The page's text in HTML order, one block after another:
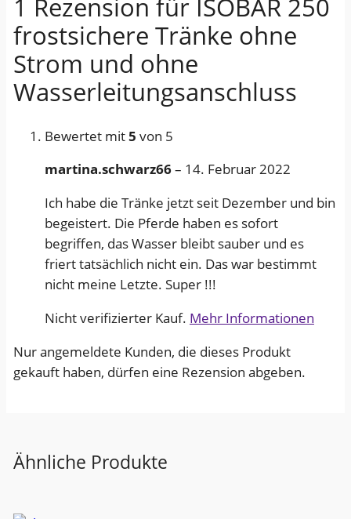
1 Rezension für ISOBAR 250
frostsichere Tränke ohne
Strom und ohne
Wasserleitungsanschluss
Bewertet mit5 von 5
martina.schwarz66– 14. Februar 2022
Ich habe die Tränke jetzt seit Dezember und bin
begeistert. Die Pferde haben es sofort
begriffen, das Wasser bleibt sauber und es
friert tatsächlich nicht ein. Das war bestimmt
nicht meine Letzte. Super !!!
Nicht verifizierter Kauf. Mehr Informationen
Nur angemeldete Kunden, die dieses Produkt
gekauft haben, dürfen eine Rezension abgeben.
Ähnliche Produkte